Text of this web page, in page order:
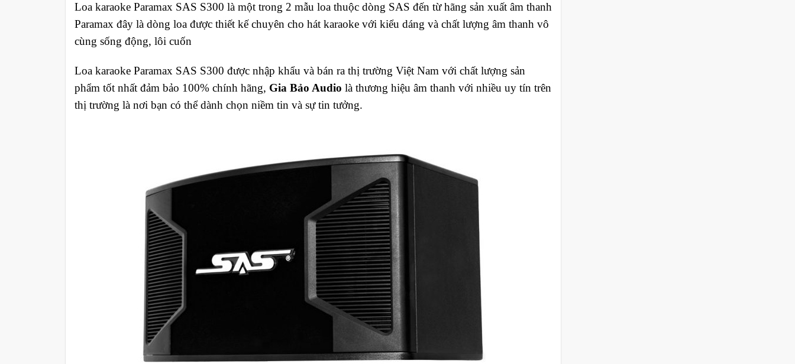
Loa karaoke Paramax SAS S300 là một trong 2 mẫu loa thuộc dòng SAS đến từ hãng sản xuất âm thanh
Paramax đây là dòng loa được thiết kế chuyên cho hát karaoke với kiểu dáng và chất lượng âm thanh vô
cùng sống động, lôi cuốn
Loa karaoke Paramax SAS S300 được nhập khẩu và bán ra thị trường Việt Nam với chất lượng sản
phẩm tốt nhất đảm bảo 100% chính hãng, Gia Bảo Audio là thương hiệu âm thanh với nhiều uy tín trên
thị trường là nơi bạn có thể dành chọn niềm tin và sự tin tưởng.